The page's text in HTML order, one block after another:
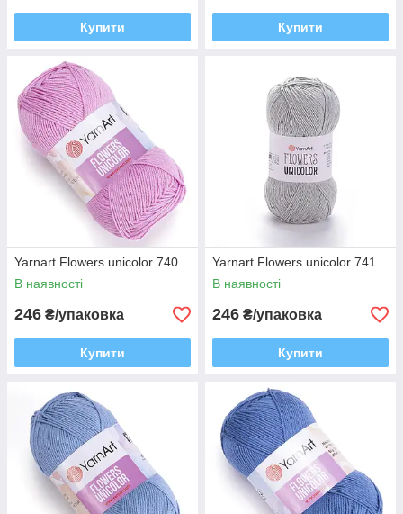
Купити Купити
Yarnart Flowers unicolor 740
В наявності
246 ₴/упаковка
Купити
Yarnart Flowers unicolor 741
В наявності
246 ₴/упаковка
Купити